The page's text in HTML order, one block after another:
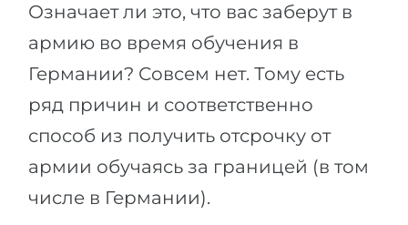
100%
Наши студенты успешно поступают
КОНСУЛЬТАЦИЯ!
Другая страна
ЗАПИСАТЬСЯ НА КОНСУЛЬТАЦИЮ
Означает ли это, что вас заберут в
армию во время обучения в
Германии? Совсем нет. Тому есть
ряд причин и соответственно
способ из получить отсрочку от
армии обучаясь за границей (в том
числе в Германии).